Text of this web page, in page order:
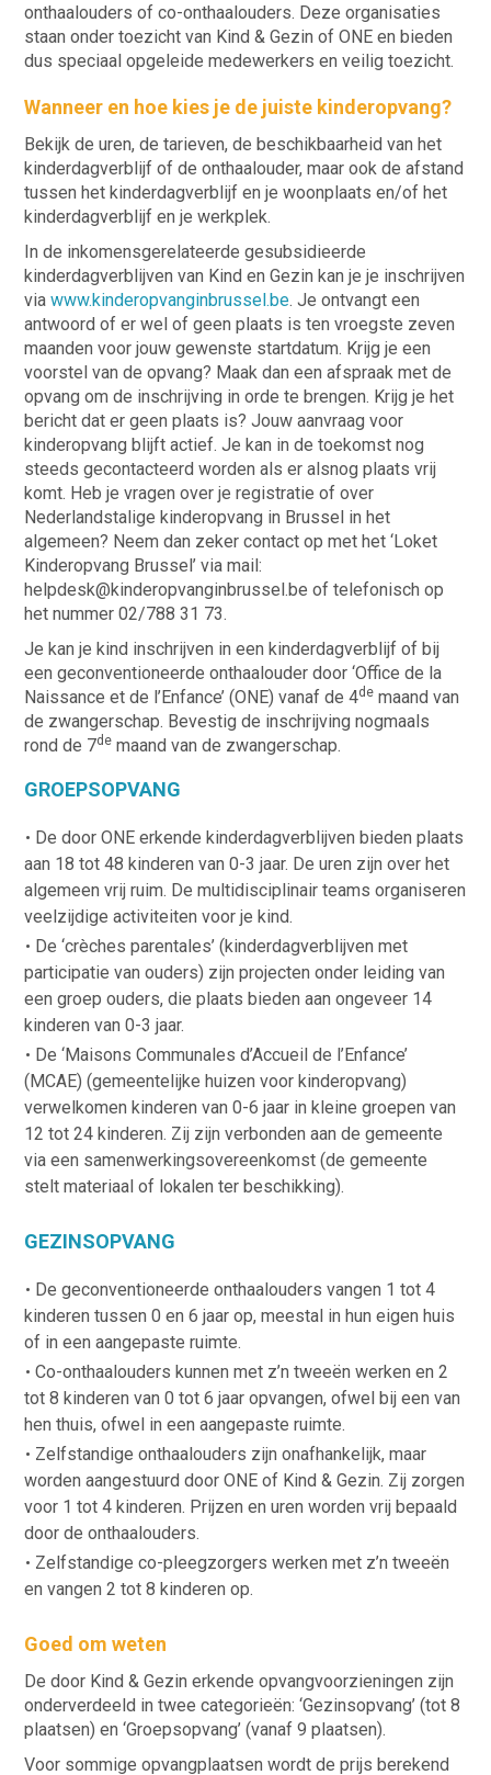
onthaalouders of co-onthaalouders. Deze organisaties
staan onder toezicht van Kind & Gezin of ONE en bieden
dus speciaal opgeleide medewerkers en veilig toezicht.
Wanneer en hoe kies je de juiste kinderopvang?
Bekijk de uren, de tarieven, de beschikbaarheid van het
kinderdagverblijf of de onthaalouder, maar ook de afstand
tussen het kinderdagverblijf en je woonplaats en/of het
kinderdagverblijf en je werkplek.
In de inkomensgerelateerde gesubsidieerde
kinderdagverblijven van Kind en Gezin kan je je inschrijven
viawww.kinderopvanginbrussel.be. Je ontvangt een
antwoord of er wel of geen plaats is ten vroegste zeven
maanden voor jouw gewenste startdatum. Krijg je een
voorstel van de opvang? Maak dan een afspraak met de
opvang om de inschrijving in orde te brengen. Krijg je het
bericht dat er geen plaats is? Jouw aanvraag voor
kinderopvang blijft actief. Je kan in de toekomst nog
steeds gecontacteerd worden als er alsnog plaats vrij
komt. Heb je vragen over je registratie of over
Nederlandstalige kinderopvang in Brussel in het
algemeen? Neem dan zeker contact op met het ‘Loket
Kinderopvang Brussel’ via mail:
helpdesk@kinderopvanginbrussel.be of telefonisch op
het nummer 02/788 31 73.
Je kan je kind inschrijven in een kinderdagverblijf of bij
een geconventioneerde onthaalouder door ‘Office de la
Naissance et de l’Enfance’ (ONE) vanaf de 4de maand van
de zwangerschap. Bevestig de inschrijving nogmaals
rond de 7de maand van de zwangerschap.
GROEPSOPVANG
De door ONE erkende kinderdagverblijven bieden plaats
aan 18 tot 48 kinderen van 0-3 jaar. De uren zijn over het
algemeen vrij ruim. De multidisciplinair teams organiseren
veelzijdige activiteiten voor je kind.
De ‘crèches parentales’ (kinderdagverblijven met
participatie van ouders) zijn projecten onder leiding van
een groep ouders, die plaats bieden aan ongeveer 14
kinderen van 0-3 jaar.
De ‘Maisons Communales d’Accueil de l’Enfance’
(MCAE) (gemeentelijke huizen voor kinderopvang)
verwelkomen kinderen van 0-6 jaar in kleine groepen van
12 tot 24 kinderen. Zij zijn verbonden aan de gemeente
via een samenwerkingsovereenkomst (de gemeente
stelt materiaal of lokalen ter beschikking).
GEZINSOPVANG
De geconventioneerde onthaalouders vangen 1 tot 4
kinderen tussen 0 en 6 jaar op, meestal in hun eigen huis
of in een aangepaste ruimte.
Co-onthaalouders kunnen met z’n tweeën werken en 2
tot 8 kinderen van 0 tot 6 jaar opvangen, ofwel bij een van
hen thuis, ofwel in een aangepaste ruimte.
Zelfstandige onthaalouders zijn onafhankelijk, maar
worden aangestuurd door ONE of Kind & Gezin. Zij zorgen
voor 1 tot 4 kinderen. Prijzen en uren worden vrij bepaald
door de onthaalouders.
Zelfstandige co-pleegzorgers werken met z’n tweeën
en vangen 2 tot 8 kinderen op.
Goed om weten
De door Kind & Gezin erkende opvangvoorzieningen zijn
onderverdeeld in twee categorieën: ‘Gezinsopvang’ (tot 8
plaatsen) en ‘Groepsopvang’ (vanaf 9 plaatsen).
Voor sommige opvangplaatsen wordt de prijs berekend